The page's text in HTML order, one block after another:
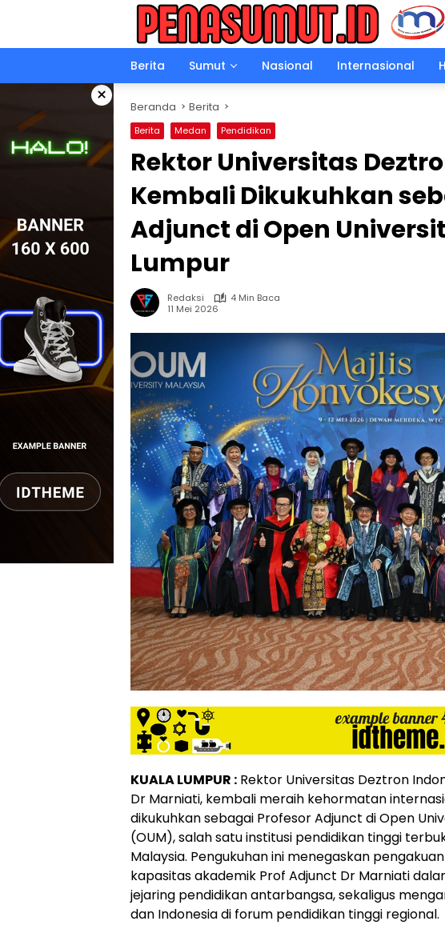
Berita Sumut Nasional Internasional
× Beranda Berita
Berita Medan Pendidikan
Rektor Universitas
Kembali Dikukuhkan
Adjunct di Open
Lumpur
Redaksi
4 Min Baca
11 Mei 2026
KUALA LUMPUR : Rektor Universitas Deztron
Dr Marniati, kembali meraih kehormatan
dikukuhkan sebagai Profesor Adjunct di Open
(OUM), salah satu institusi pendidikan tinggi
Malaysia. Pengukuhan ini menegaskan
kapasitas akademik Prof Adjunct Dr Marniati
jejaring pendidikan antarbangsa, sekaligus
dan Indonesia di forum pendidikan tinggi regional.